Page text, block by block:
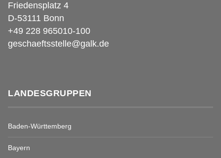
Friedensplatz 4
D-53111 Bonn
+49 228 965010-100
geschaeftsstelle@galk.de
LANDESGRUPPEN
Baden-Württemberg
Bayern